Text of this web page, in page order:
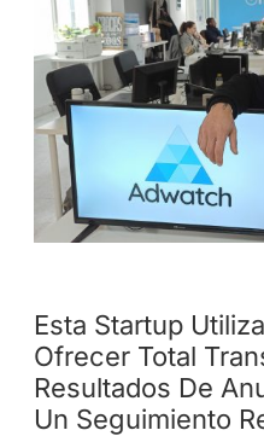
Esta Startup
Ofrecer Total
Resultados De
Un Seguimiento